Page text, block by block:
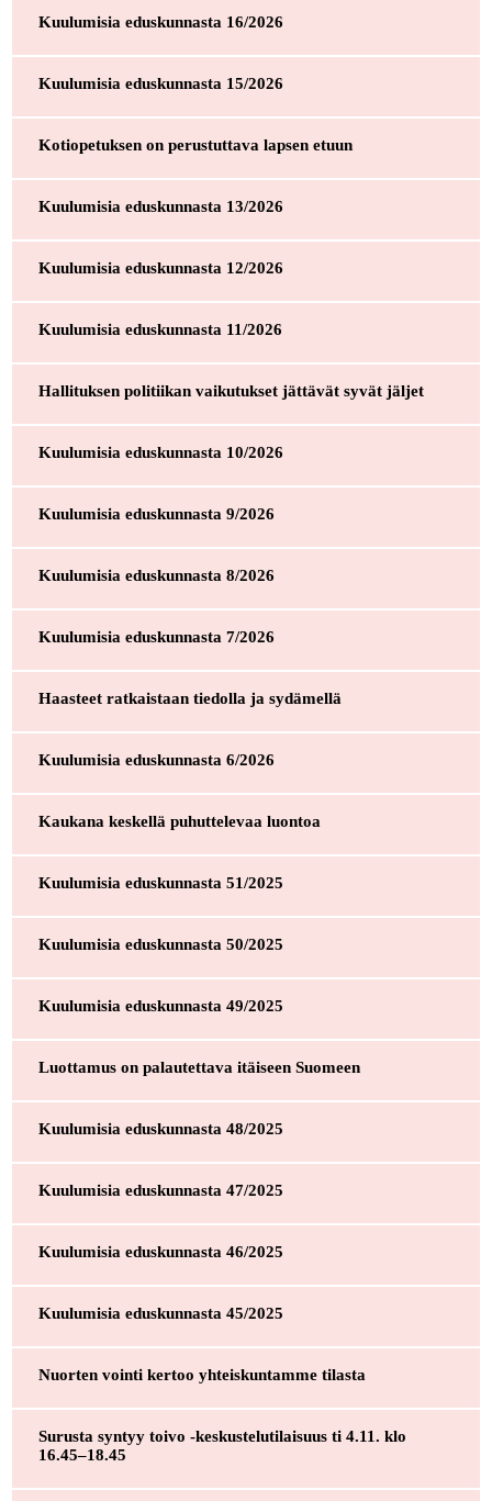
Kuulumisia eduskunnasta 16/2026
Kuulumisia eduskunnasta 15/2026
Kotiopetuksen on perustuttava lapsen etuun
Kuulumisia eduskunnasta 13/2026
Kuulumisia eduskunnasta 12/2026
Kuulumisia eduskunnasta 11/2026
Hallituksen politiikan vaikutukset jättävät syvät jäljet
Kuulumisia eduskunnasta 10/2026
Kuulumisia eduskunnasta 9/2026
Kuulumisia eduskunnasta 8/2026
Kuulumisia eduskunnasta 7/2026
Haasteet ratkaistaan tiedolla ja sydämellä
Kuulumisia eduskunnasta 6/2026
Kaukana keskellä puhuttelevaa luontoa
Kuulumisia eduskunnasta 51/2025
Kuulumisia eduskunnasta 50/2025
Kuulumisia eduskunnasta 49/2025
Luottamus on palautettava itäiseen Suomeen
Kuulumisia eduskunnasta 48/2025
Kuulumisia eduskunnasta 47/2025
Kuulumisia eduskunnasta 46/2025
Kuulumisia eduskunnasta 45/2025
Nuorten vointi kertoo yhteiskuntamme tilasta
Surusta syntyy toivo -keskustelutilaisuus ti 4.11. klo
16.45–18.45